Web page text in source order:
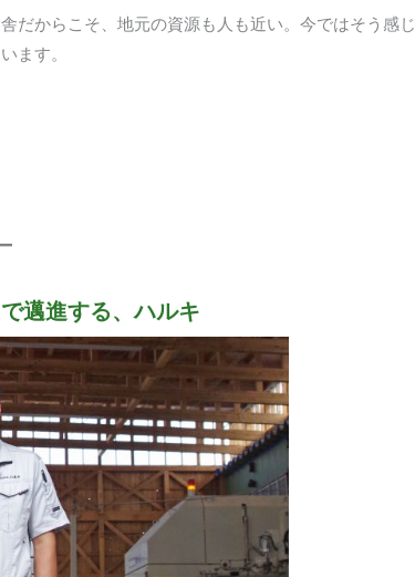
舎だからこそ、地元の資源も人も近い。今ではそう感
ます。
邁進する、ハルキ